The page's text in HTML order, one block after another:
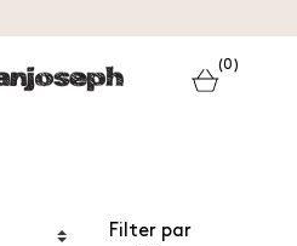
(0)
Filter par